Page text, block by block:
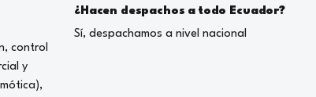
control
y
¿Hacen despachos a todo Ecuador?
Sí, despachamos a nivel nacional